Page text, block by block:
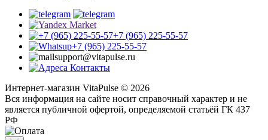
+7 (965) 225-55-57
+7 (965) 225-55-57
support@vitapulse.ru
Контакты
Интернет-магазин VitaPulse © 2026
Вся информация на сайте носит справочный характер и не
является публичной офертой, определяемой статьёй ГК 437
РФ